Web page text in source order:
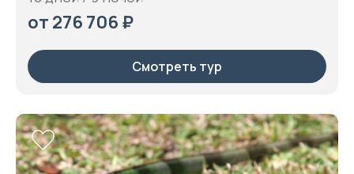
от 276 706 ₽
Смотреть тур